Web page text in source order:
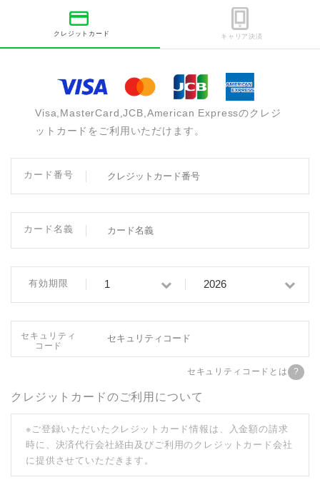
クレジットカード キャリア決済
Visa,MasterCard,JCB,American Expressのクレジ
ットカードをご利用いただけます。
カード番号
カード名義
有効期限
セキュリティ
コード
セキュリティコードとは
クレジットカードのご利用について
※ご登録いただいたクレジットカード情報は、入金額の請求
時に、決済代行会社経由及びご利用のクレジットカード会社
に提供させていただきます。